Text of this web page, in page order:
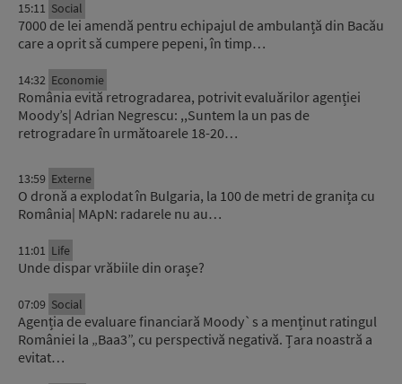
15:11 Social
7000 de lei amendă pentru echipajul de ambulanță din Bacău
care a oprit să cumpere pepeni, în timp…
14:32 Economie
România evită retrogradarea, potrivit evaluărilor agenției
Moody’s| Adrian Negrescu: ,,Suntem la un pas de
retrogradare în următoarele 18-20…
13:59 Externe
O dronă a explodat în Bulgaria, la 100 de metri de granița cu
România| MApN: radarele nu au…
11:01 Life
Unde dispar vrăbiile din orașe?
07:09 Social
Agenția de evaluare financiară Moody`s a menținut ratingul
României la „Baa3”, cu perspectivă negativă. Țara noastră a
evitat…